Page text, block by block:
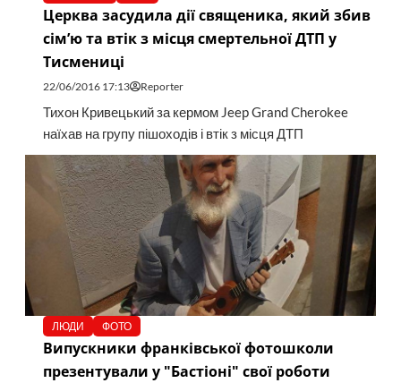
Церква засудила дії священика, який збив
сім’ю та втік з місця смертельної ДТП у
Тисмениці
22/06/2016 17:13 Reporter
Тихон Кривецький за кермом Jeep Grand Cherokee
наїхав на групу пішоходів і втік з місця ДТП
ЛЮДИ ФОТО
Випускники франківської фотошколи
презентували у "Бастіоні" свої роботи